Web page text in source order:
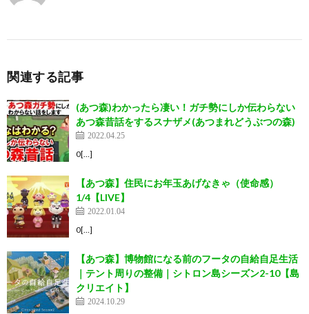
関連する記事
(あつ森)わかったら凄い！ガチ勢にしか伝わらない
あつ森昔話をするスナザメ(あつまれどうぶつの森)
2022.04.25
0[…]
【あつ森】住民にお年玉あげなきゃ（使命感）
1/4【LIVE】
2022.01.04
0[…]
【あつ森】博物館になる前のフータの自給自足生活
｜テント周りの整備｜シトロン島シーズン2-10【島
クリエイト】
2024.10.29